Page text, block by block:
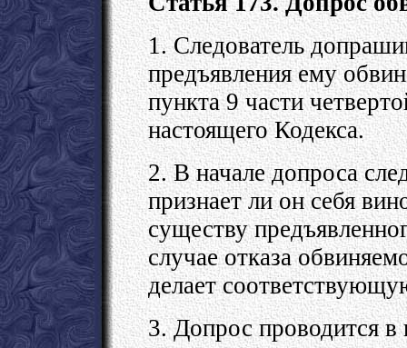
1. Следователь
предъявления ему
пункта 9 части
настоящего Кодекса.
2. В начале допроса
признает ли он себя
существу
случае отказа
делает
3. Допрос проводится в